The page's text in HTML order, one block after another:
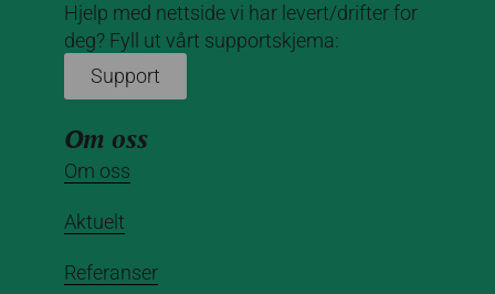
Hjelp med nettside vi har levert/drifter for
deg? Fyll ut vårt supportskjema:
Support
Om oss
Om oss
Aktuelt
Referanser